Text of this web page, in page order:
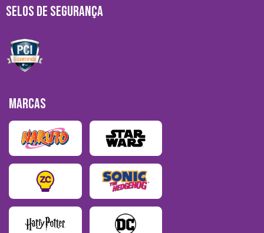
SELOS DE SEGURANÇA
MARCAS